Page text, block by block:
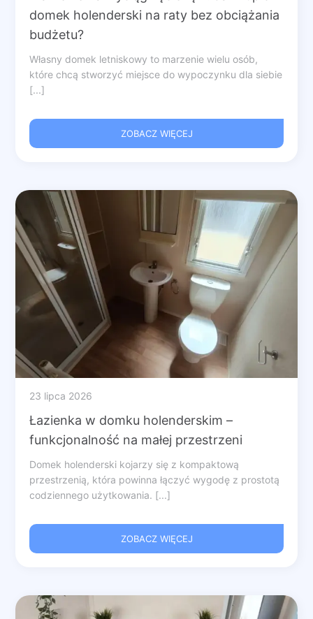
domek holenderski na raty bez obciążania
budżetu?
Własny domek letniskowy to marzenie wielu osób,
które chcą stworzyć miejsce do wypoczynku dla siebie
[...]
ZOBACZ WIĘCEJ
23 lipca 2026
Łazienka w domku holenderskim –
funkcjonalność na małej przestrzeni
Domek holenderski kojarzy się z kompaktową
przestrzenią, która powinna łączyć wygodę z prostotą
codziennego użytkowania. [...]
ZOBACZ WIĘCEJ